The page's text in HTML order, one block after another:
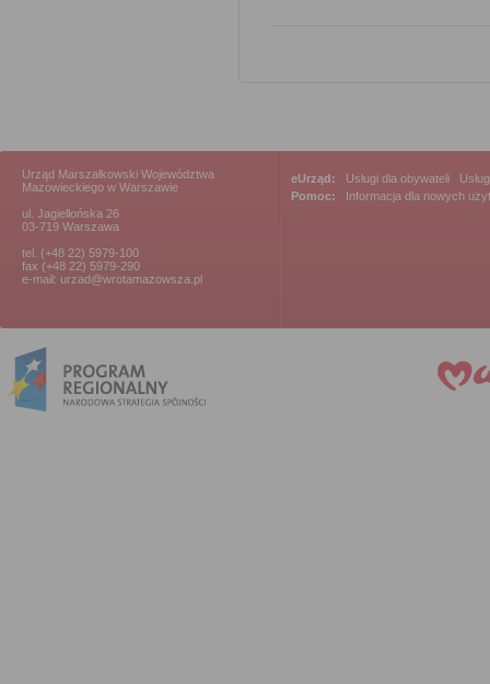
Urząd Marszałkowski Województwa
Mazowieckiego w Warszawie
ul. Jagiellońska 26
03-719 Warszawa
tel. (+48 22) 5979-100
fax (+48 22) 5979-290
e-mail: urzad@wrotamazowsza.pl
eUrząd: Usługi dla obywateli
Pomoc:
Informacja dla nowych